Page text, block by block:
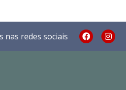
nas redes sociais